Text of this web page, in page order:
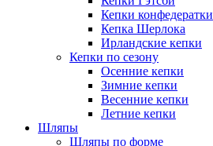
Кепки конфедератки
Кепка Шерлока
Ирландские кепки
Кепки по сезону
Осенние кепки
Зимние кепки
Весенние кепки
Летние кепки
Шляпы
Шляпы по форме